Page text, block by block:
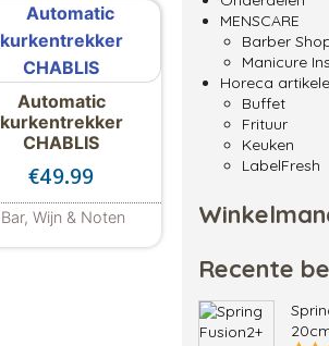
Automatic
kurkentrekker
CHABLIS
€49.99
Bar, Wijn & Noten
MENSCARE
Barber
Manicure
Horeca
Buffet
Frituur
Keuken
LabelFresh
Recente